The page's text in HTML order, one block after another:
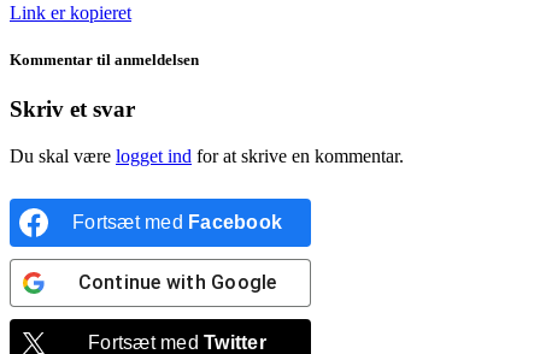
Link er kopieret
Kommentar til anmeldelsen
Skriv et svar
Du skal være logget ind for at skrive en kommentar.
Fortsæt med Facebook
Continue with Google
Fortsæt medTwitter